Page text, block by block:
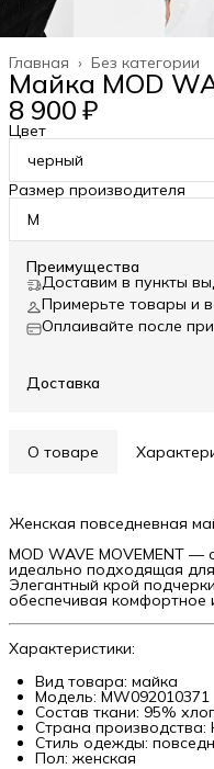
Без категории
Главная ›
Майка MOD
8 900 ₽
Цвет
черный
Размер производителя
M
Преимущества
Доставим в пункты
Примерьте товары и
Оплаивайте после
Доставка
О товаре
Женская повседневная
MOD WAVE MOVEMENT —
идеально подходящая
Элегантный крой
обеспечивая комфортное
Характеристики:
Вид товара: майка
Модель: MW092010371
Состав ткани: 95%
Страна производства:
Стиль одежды:
Пол: женская